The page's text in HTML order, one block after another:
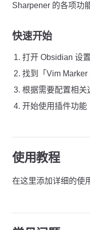
Sharpener 的各项功
快速开始
打开 Obsidian 设置
找到「Vim
根据需要配置相关
开始使用插件功能
使用教程
在这里添加详细的使